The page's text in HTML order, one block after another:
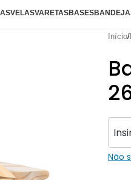
VELASVARETASBASES
Início/
Não